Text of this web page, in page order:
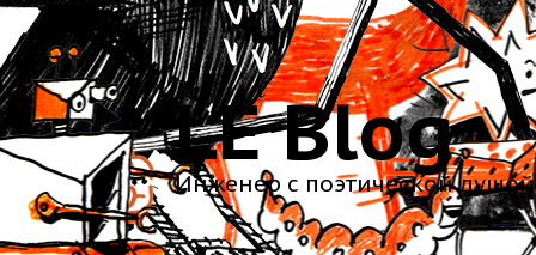
LE Blog
Инженер с поэтической душой